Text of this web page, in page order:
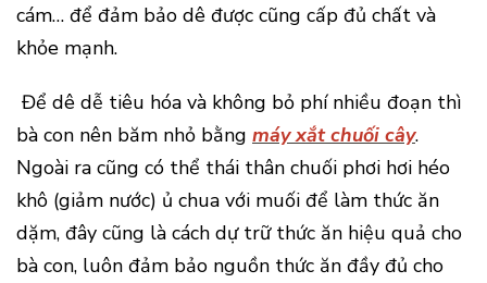
cám… để đảm bảo dê được cũng cấp đủ chất và
khỏe mạnh.
Để dê dễ tiêu hóa và không bỏ phí nhiều đoạn thì
bà con nên băm nhỏ bằng máy xắt chuối cây.
Ngoài ra cũng có thể thái thân chuối phơi hơi héo
khô (giảm nước) ủ chua với muối để làm thức ăn
dặm, đây cũng là cách dự trữ thức ăn hiệu quả cho
bà con, luôn đảm bảo nguồn thức ăn đầy đủ cho